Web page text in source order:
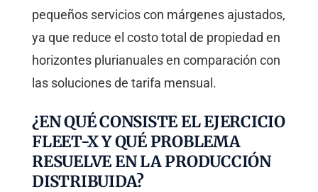
pequeños servicios con márgenes ajustados,
ya que reduce el costo total de propiedad en
horizontes plurianuales en comparación con
las soluciones de tarifa mensual.
¿EN QUÉ CONSISTE EL EJERCICIO
FLEET-X Y QUÉ PROBLEMA
RESUELVE EN LA PRODUCCIÓN
DISTRIBUIDA?